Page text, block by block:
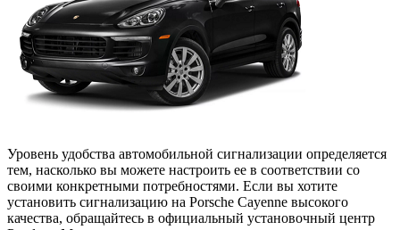
Уровень удобства автомобильной сигнализации определяется
тем, насколько вы можете настроить ее в соответствии со
своими конкретными потребностями. Если вы хотите
установить сигнализацию на Porsche Cayenne высокого
качества, обращайтесь в официальный установочный центр